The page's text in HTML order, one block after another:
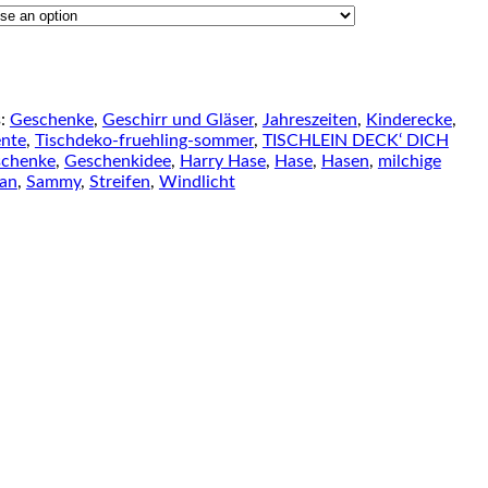
Geschenke, Geschirr und Gläser, Jahreszeiten, Kinderecke,
, Tischdeko-fruehling-sommer, TISCHLEIN DECK‘ DICH
, Geschenkidee, Harry Hase, Hase, Hasen, milchige
, Sammy, Streifen, Windlicht